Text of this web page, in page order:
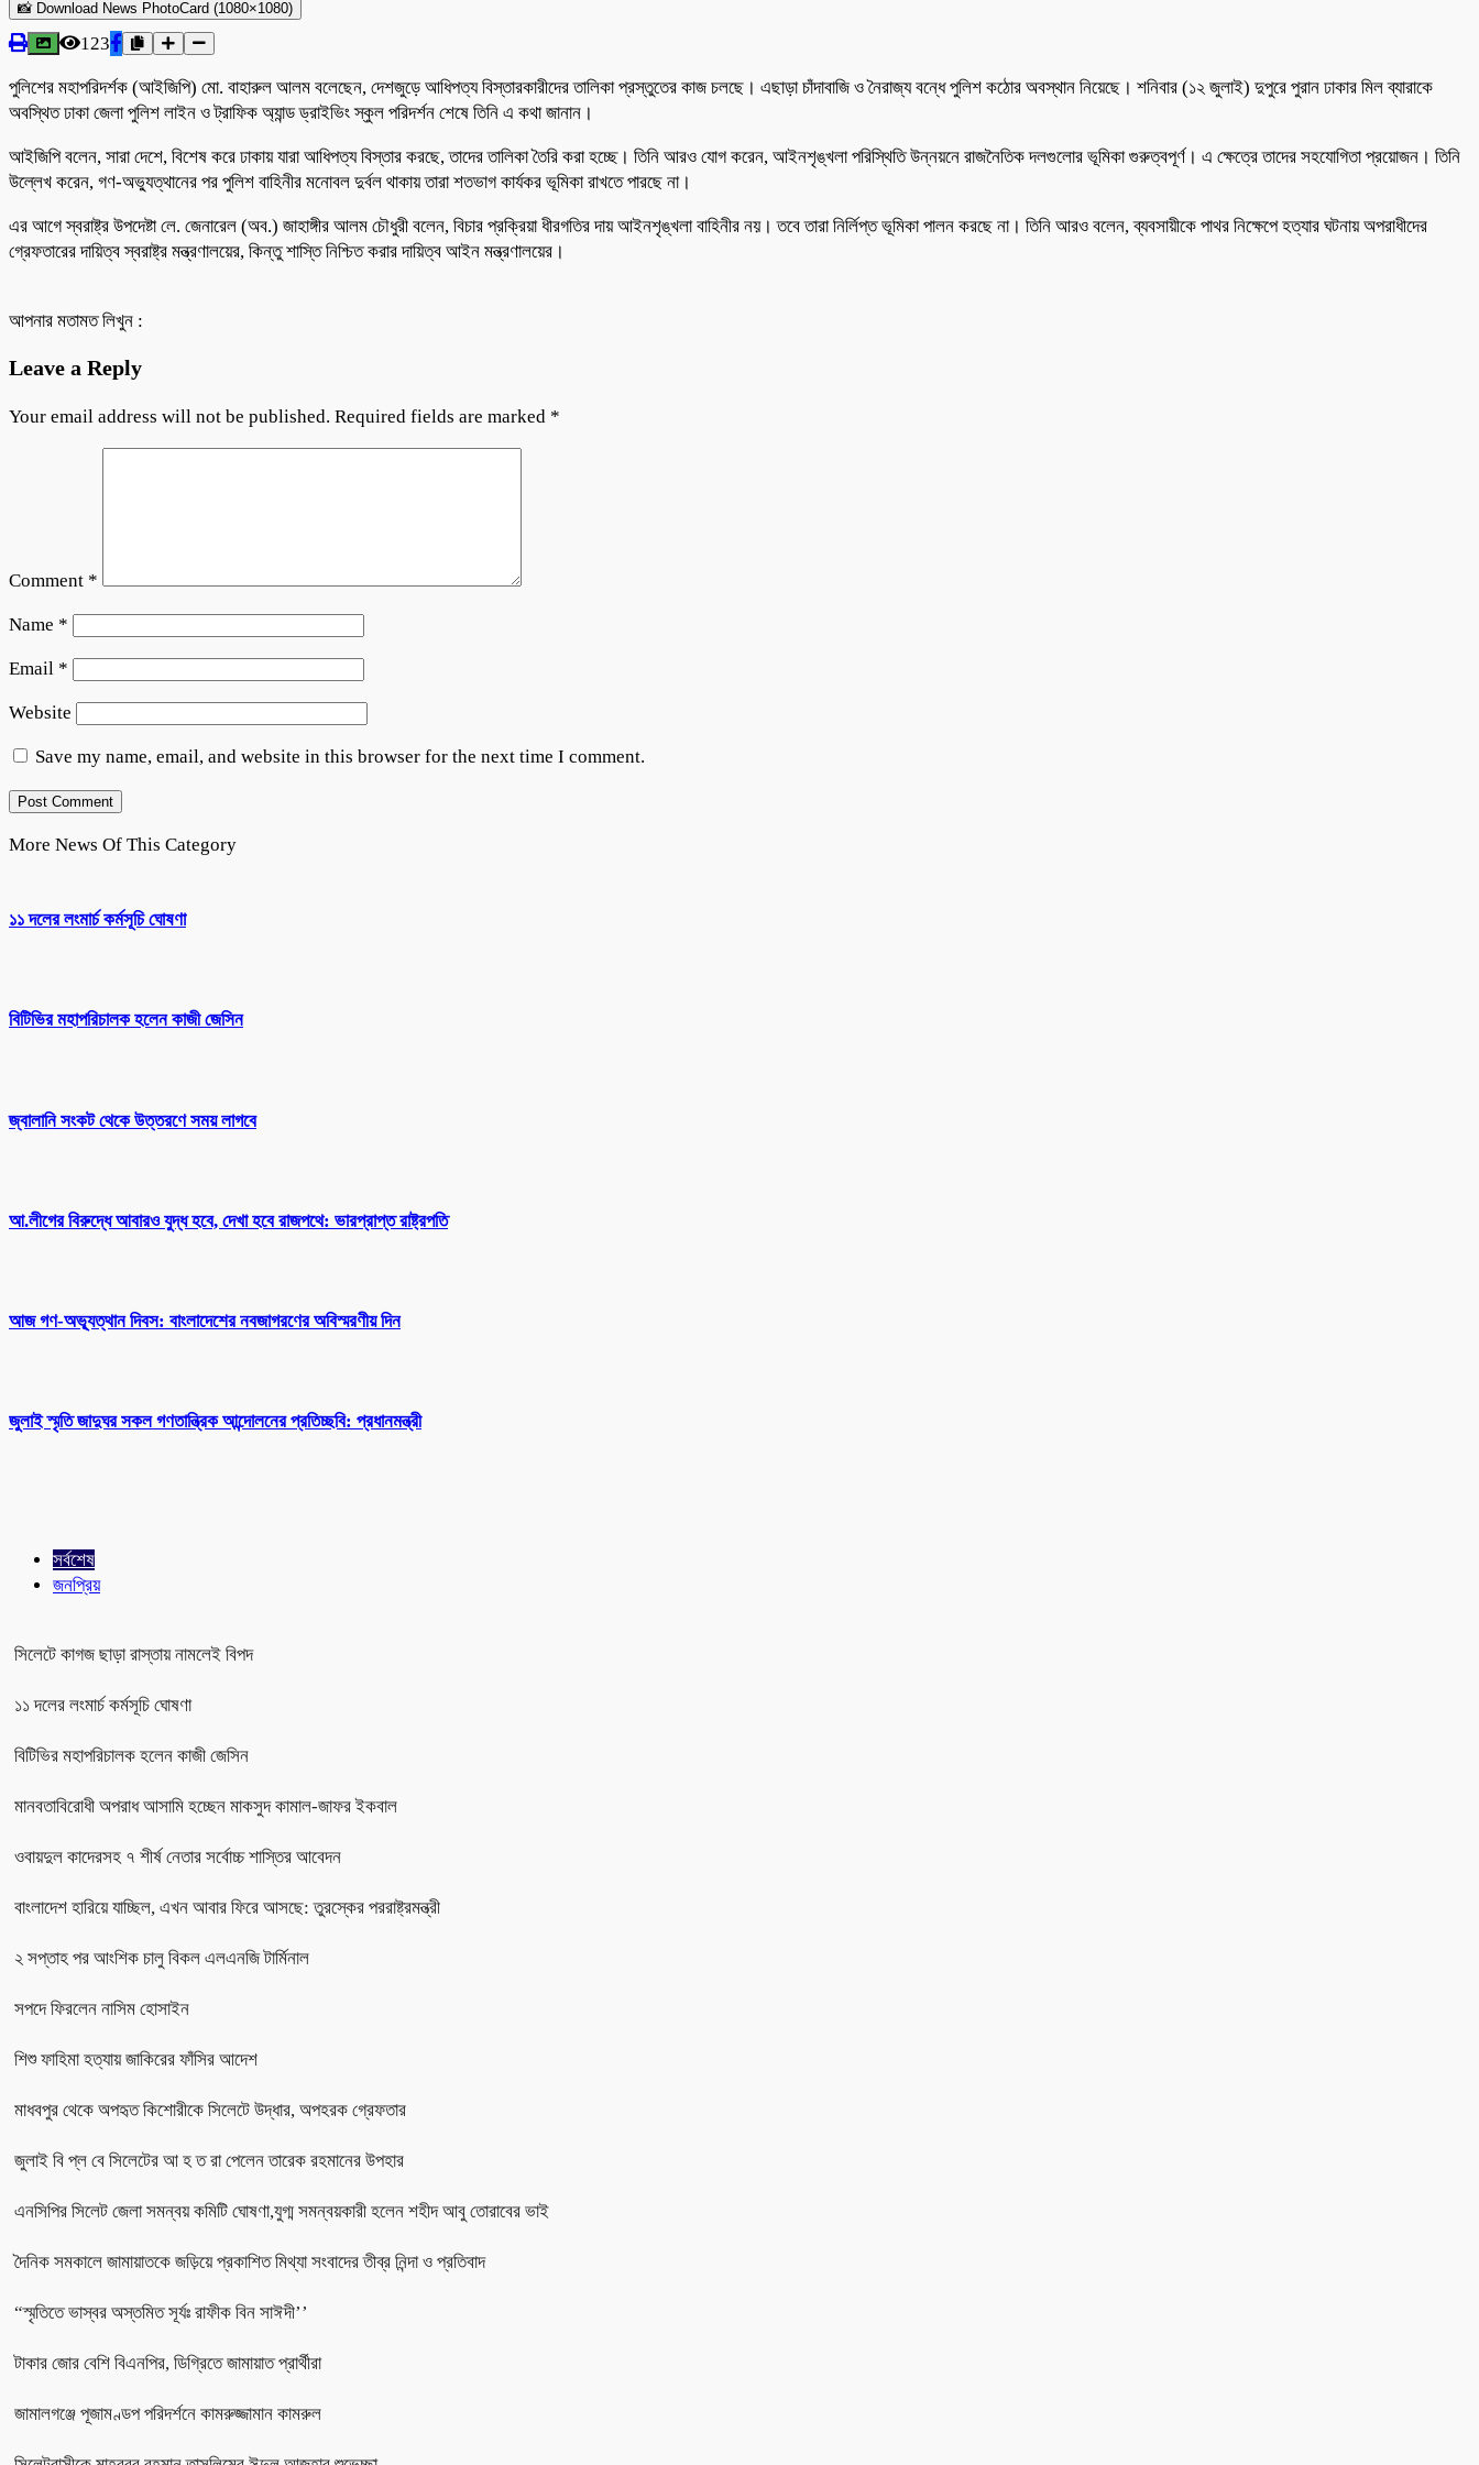
📸 Download News PhotoCard (1080×1080)
123
পুলিশের মহাপরিদর্শক (আইজিপি) মো. বাহারুল আলম বলেছেন, দেশজুড়ে আধিপত্য বিস্তারকারীদের তালিকা প্রস্তুতের কাজ চলছে। এছাড়া চাঁদাবাজি ও নৈরাজ্য বন্ধে পুলিশ কঠোর অবস্থান নিয়েছে। শনিবার (১২ জুলাই) দুপুরে পুরান ঢাকার মিল ব্যারাকে
অবস্থিত ঢাকা জেলা পুলিশ লাইন ও ট্রাফিক অ্যান্ড ড্রাইভিং স্কুল পরিদর্শন শেষে তিনি এ কথা জানান।
আইজিপি বলেন, সারা দেশে, বিশেষ করে ঢাকায় যারা আধিপত্য বিস্তার করছে, তাদের তালিকা তৈরি করা হচ্ছে। তিনি আরও যোগ করেন, আইনশৃঙ্খলা পরিস্থিতি উন্নয়নে রাজনৈতিক দলগুলোর ভূমিকা গুরুত্বপূর্ণ। এ ক্ষেত্রে তাদের সহযোগিতা প্রয়োজন। তিনি
উল্লেখ করেন, গণ-অভ্যুত্থানের পর পুলিশ বাহিনীর মনোবল দুর্বল থাকায় তারা শতভাগ কার্যকর ভূমিকা রাখতে পারছে না।
এর আগে স্বরাষ্ট্র উপদেষ্টা লে. জেনারেল (অব.) জাহাঙ্গীর আলম চৌধুরী বলেন, বিচার প্রক্রিয়া ধীরগতির দায় আইনশৃঙ্খলা বাহিনীর নয়। তবে তারা নির্লিপ্ত ভূমিকা পালন করছে না। তিনি আরও বলেন, ব্যবসায়ীকে পাথর নিক্ষেপে হত্যার ঘটনায় অপরাধীদের
গ্রেফতারের দায়িত্ব স্বরাষ্ট্র মন্ত্রণালয়ের, কিন্তু শাস্তি নিশ্চিত করার দায়িত্ব আইন মন্ত্রণালয়ের।
আপনার মতামত লিখুন :
Leave a Reply
Your email address will not be published. Required fields are marked *
Comment *
Name *
Email *
Website
Save my name, email, and website in this browser for the next time I comment.
More News Of This Category
১১ দলের লংমার্চ কর্মসূচি ঘোষণা
বিটিভির মহাপরিচালক হলেন কাজী জেসিন
জ্বালানি সংকট থেকে উত্তরণে সময় লাগবে
আ.লীগের বিরুদ্ধে আবারও যুদ্ধ হবে, দেখা হবে রাজপথে: ভারপ্রাপ্ত রাষ্ট্রপতি
আজ গণ-অভ্যূত্থান দিবস: বাংলাদেশের নবজাগরণের অবিস্মরণীয় দিন
জুলাই স্মৃতি জাদুঘর সকল গণতান্ত্রিক আন্দোলনের প্রতিচ্ছবি: প্রধানমন্ত্রী
সর্বশেষ
জনপ্রিয়
সিলেটে কাগজ ছাড়া রাস্তায় নামলেই বিপদ
১১ দলের লংমার্চ কর্মসূচি ঘোষণা
বিটিভির মহাপরিচালক হলেন কাজী জেসিন
মানবতাবিরোধী অপরাধ আসামি হচ্ছেন মাকসুদ কামাল-জাফর ইকবাল
ওবায়দুল কাদেরসহ ৭ শীর্ষ নেতার সর্বোচ্চ শাস্তির আবেদন
বাংলাদেশ হারিয়ে যাচ্ছিল, এখন আবার ফিরে আসছে: তুরস্কের পররাষ্ট্রমন্ত্রী
২ সপ্তাহ পর আংশিক চালু বিকল এলএনজি টার্মিনাল
সপদে ফিরলেন নাসিম হোসাইন
শিশু ফাহিমা হত্যায় জাকিরের ফাঁসির আদেশ
মাধবপুর থেকে অপহৃত কিশোরীকে সিলেটে উদ্ধার, অপহরক গ্রেফতার
জুলাই বি প্ল বে সিলেটের আ হ ত রা পেলেন তারেক রহমানের উপহার
এনসিপির সিলেট জেলা সমন্বয় কমিটি ঘোষণা,যুগ্ম সমন্বয়কারী হলেন শহীদ আবু তোরাবের ভাই
দৈনিক সমকালে জামায়াতকে জড়িয়ে প্রকাশিত মিথ্যা সংবাদের তীব্র নিন্দা ও প্রতিবাদ
“স্মৃতিতে ভাস্বর অস্তমিত সূর্যঃ রাফীক বিন সাঈদী’’
টাকার জোর বেশি বিএনপির, ডিগ্রিতে জামায়াত প্রার্থীরা
জামালগঞ্জে পূজামণ্ডপ পরিদর্শনে কামরুজ্জামান কামরুল